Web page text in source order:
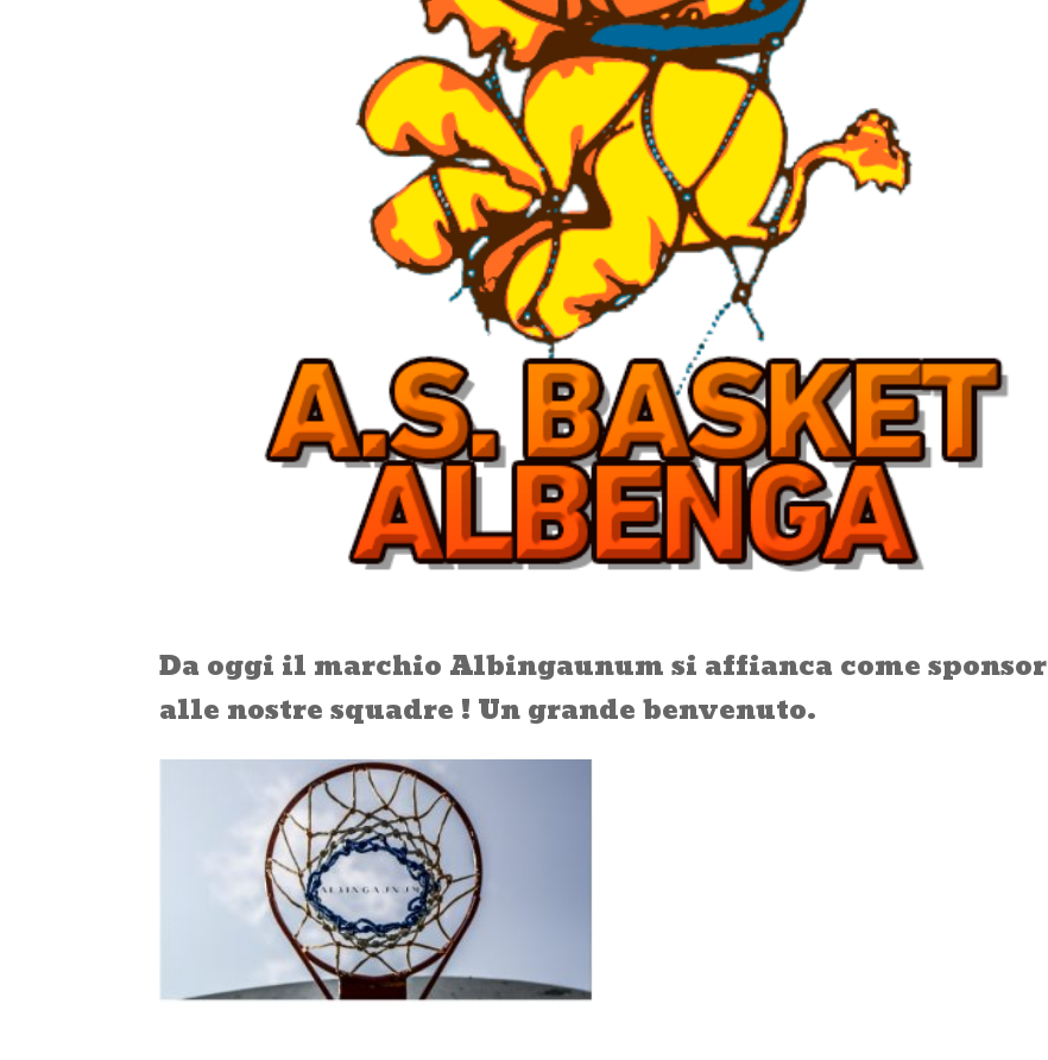
Da oggi il marchio Albingaunum si affianca come sponsor
alle nostre squadre ! Un grande benvenuto.